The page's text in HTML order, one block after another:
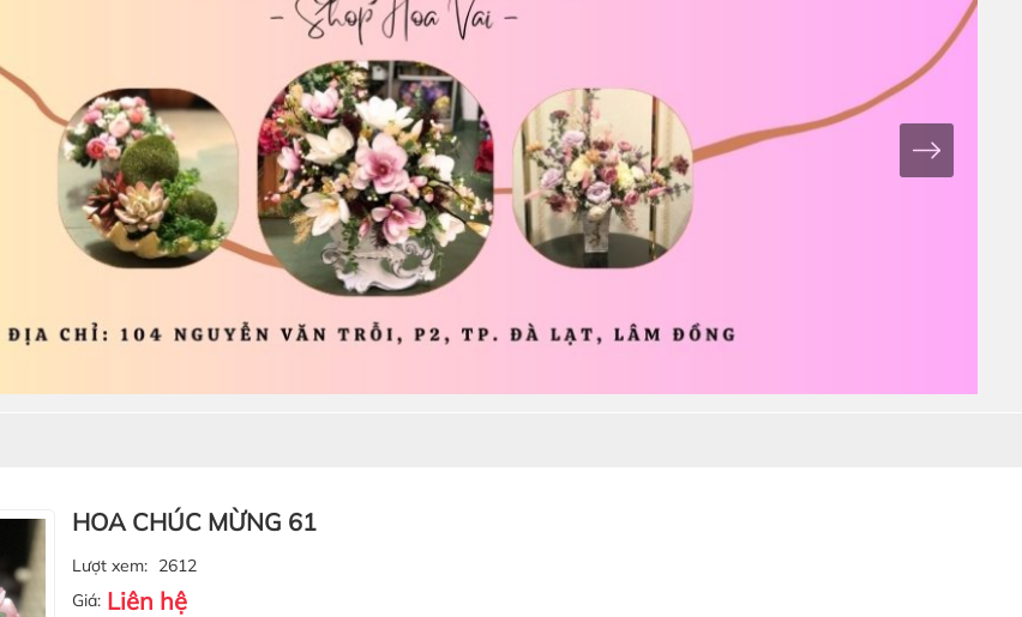
HOA CHÚC MỪNG 61
Lượt xem: 2612
Giá: Liên hệ